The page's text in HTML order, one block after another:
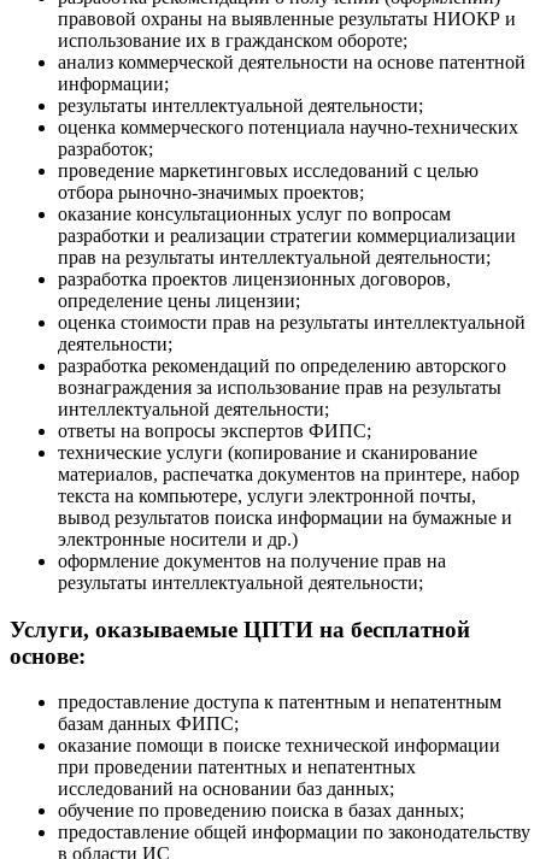
правовой охраны на выявленные результаты НИОКР и
использование их в гражданском обороте;
анализ коммерческой деятельности на основе патентной
информации;
результаты интеллектуальной деятельности;
оценка коммерческого потенциала научно-технических
разработок;
проведение маркетинговых исследований с целью
отбора рыночно-значимых проектов;
оказание консультационных услуг по вопросам
разработки и реализации стратегии коммерциализации
прав на результаты интеллектуальной деятельности;
разработка проектов лицензионных договоров,
определение цены лицензии;
оценка стоимости прав на результаты интеллектуальной
деятельности;
разработка рекомендаций по определению авторского
вознаграждения за использование прав на результаты
интеллектуальной деятельности;
ответы на вопросы экспертов ФИПС;
технические услуги (копирование и сканирование
материалов, распечатка документов на принтере, набор
текста на компьютере, услуги электронной почты,
вывод результатов поиска информации на бумажные и
электронные носители и др.)
оформление документов на получение прав на
результаты интеллектуальной деятельности;
Услуги, оказываемые ЦПТИ на бесплатной
основе:
предоставление доступа к патентным и непатентным
базам данных ФИПС;
оказание помощи в поиске технической информации
при проведении патентных и непатентных
исследований на основании баз данных;
обучение по проведению поиска в базах данных;
предоставление общей информации по законодательству
в области ИС